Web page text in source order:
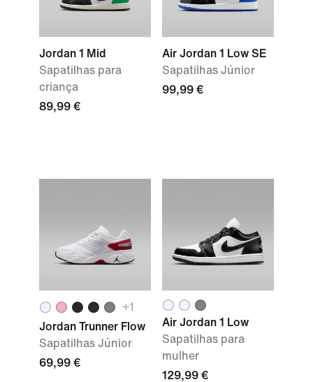
Jordan 1 Mid
Sapatilhas para
criança
89,99 €
Air Jordan 1 Low SE
Sapatilhas Júnior
99,99 €
+1
Jordan Trunner Flow
Sapatilhas Júnior
69,99 €
Air Jordan 1 Low
Sapatilhas para
mulher
129,99 €